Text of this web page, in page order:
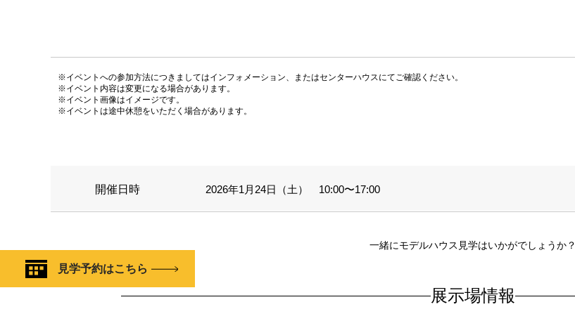
※イベントへの参加方法につきましてはインフォメーション、またはセンターハウスにてご確認ください。
※イベント内容は変更になる場合があります。
※イベント画像はイメージです。
※イベントは途中休憩をいただく場合があります。
開催日時 2026年1月24日（土） 10:00〜17:00
一緒にモデルハウス見学はいかがでしょうか？
見学予約はこちら
展示場情報